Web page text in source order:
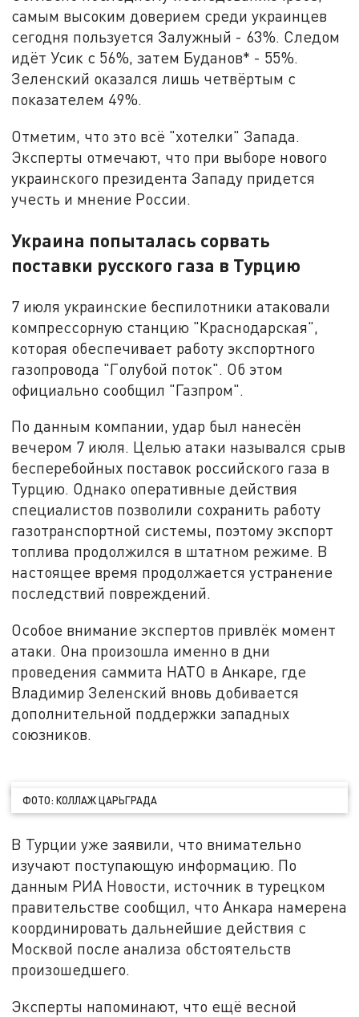
самым высоким доверием среди украинцев
сегодня пользуется Залужный - 63%. Следом
идёт Усик с 56%, затем Буданов* - 55%.
Зеленский оказался лишь четвёртым с
показателем 49%.
Отметим, что это всё "хотелки" Запада.
Эксперты отмечают, что при выборе нового
украинского президента Западу придется
учесть и мнение России.
Украина попыталась сорвать
поставки русского газа в Турцию
7 июля украинские беспилотники атаковали
компрессорную станцию "Краснодарская",
которая обеспечивает работу экспортного
газопровода "Голубой поток". Об этом
официально сообщил "Газпром".
По данным компании, удар был нанесён
вечером 7 июля. Целью атаки назывался срыв
бесперебойных поставок российского газа в
Турцию. Однако оперативные действия
специалистов позволили сохранить работу
газотранспортной системы, поэтому экспорт
топлива продолжился в штатном режиме. В
настоящее время продолжается устранение
последствий повреждений.
Особое внимание экспертов привлёк момент
атаки. Она произошла именно в дни
проведения саммита НАТО в Анкаре, где
Владимир Зеленский вновь добивается
дополнительной поддержки западных
союзников.
ФОТО: КОЛЛАЖ ЦАРЬГРАДА
В Турции уже заявили, что внимательно
изучают поступающую информацию. По
данным РИА Новости, источник в турецком
правительстве сообщил, что Анкара намерена
координировать дальнейшие действия с
Москвой после анализа обстоятельств
произошедшего.
Эксперты напоминают, что ещё весной